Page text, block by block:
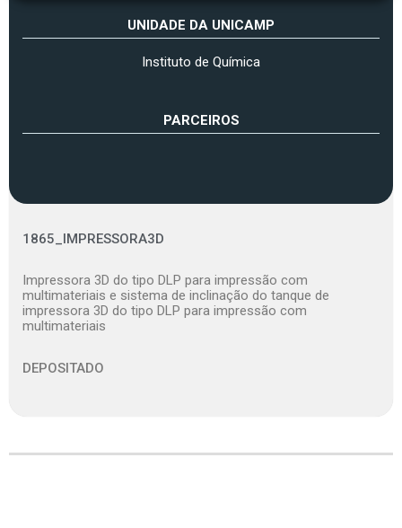
UNIDADE DA UNICAMP
Instituto de Química
PARCEIROS
1865_IMPRESSORA3D
Impressora 3D do tipo DLP para impressão com
multimateriais e sistema de inclinação do tanque de
impressora 3D do tipo DLP para impressão com
multimateriais
DEPOSITADO